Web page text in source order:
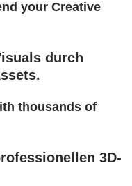
your Creative
durch
thousands of
3D-